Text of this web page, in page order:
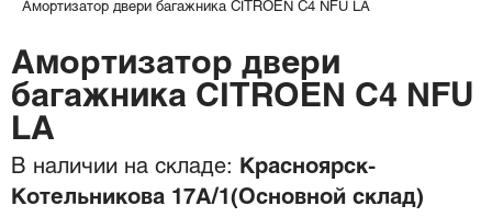
Амортизатор двери багажника CITROEN C4 NFU LA
Амортизатор двери
багажника CITROEN C4 NFU
LA
В наличии на складе:
Красноярск-
Котельникова 17А/1(Основной склад)